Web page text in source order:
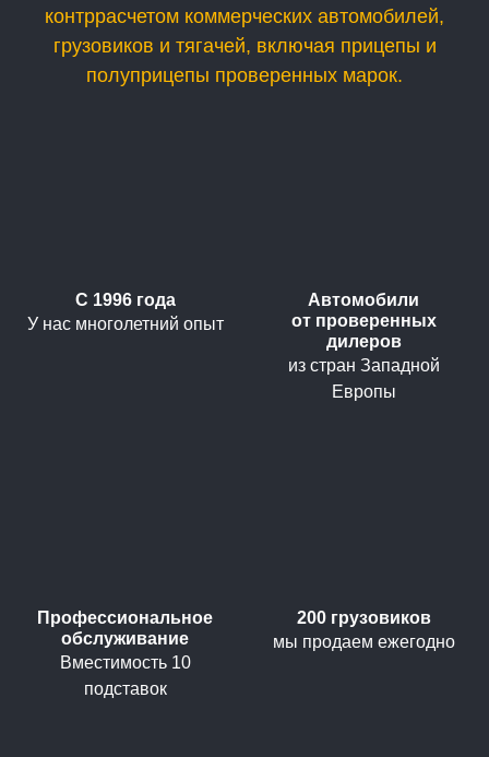
контррасчетом коммерческих автомобилей,
грузовиков и тягачей, включая прицепы и
полуприцепы проверенных марок.
С 1996 года
У нас многолетний опыт
Автомобили
от проверенных
дилеров
из стран Западной
Европы
Профессиональное
обслуживание
Вместимость 10
подставок
200 грузовиков
мы продаем ежегодно